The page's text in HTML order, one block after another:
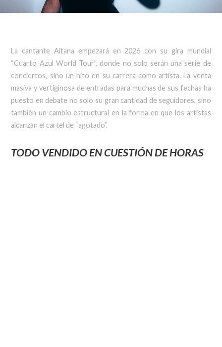
La cantante Aitana empezará en 2026 con su gira mundial
“Cuarto Azul World Tour”, donde no solo serán una serie de
conciertos, sino un hito en su carrera como artista. La venta
masiva y vertiginosa de entradas para muchas de sus fechas ha
puesto en debate no solo su gran cantidad de seguidores, sino
también un cambio estructural en la forma en que los artistas
alcanzan el cartel de “agotado”.
TODO VENDIDO EN CUESTIÓN DE HORAS